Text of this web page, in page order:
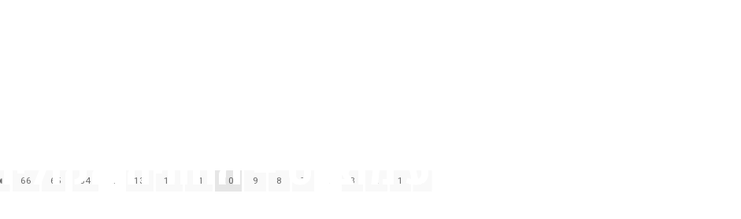
1
2
3
7
8
9
10
11
12
13
…
64
65
66